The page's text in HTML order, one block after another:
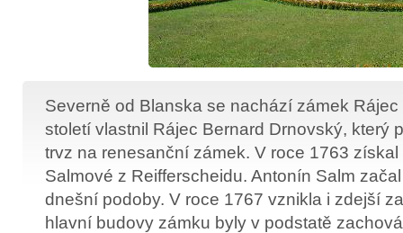
Severně od Blanska se nachází zámek
století vlastnil Rájec Bernard Drnovský, který
trvz na renesanční zámek. V roce 1763
Salmové z Reifferscheidu. Antonín Salm
dnešní podoby. V roce 1767 vznikla i zdejší
hlavní budovy zámku byly v podstatě